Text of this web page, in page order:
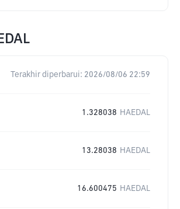
Terakhir diperbarui: 2026/08/06 22:59
1.328038 HAEDAL
13.28038 HAEDAL
16.600475 HAEDAL